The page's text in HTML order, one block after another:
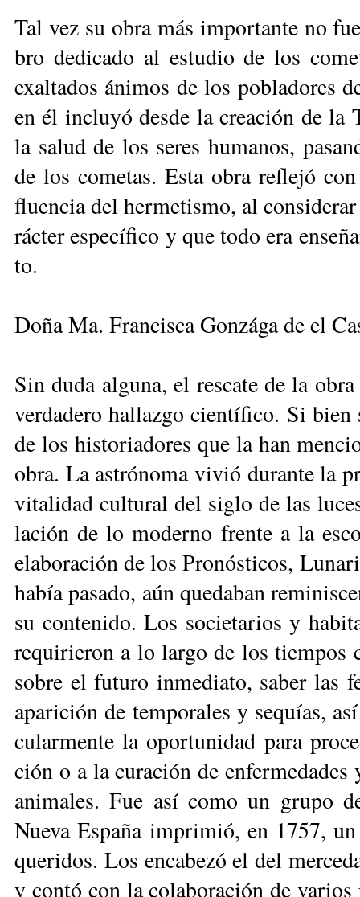
Tal vez su obra más im­por­tan­te no
bro de­di­ca­do al es­tu­dio de los
exal­ta­dos áni­mos de los po­bla­do­res
en él in­clu­yó des­de la crea­ción de la
la sa­lud de los se­res hu­ma­nos,
de los co­me­tas. Es­ta obra re­fle­jó
fluen­cia del her­me­tis­mo, al
rác­ter es­pe­cí­fi­co y que to­do era
to.
Doña Ma. Francisca Gonzága de el
Sin du­da al­gu­na, el res­ca­te de la
ver­da­de­ro ha­llaz­go cien­tí­fi­co. Si
de los his­to­ria­do­res que la han
obra. La as­tró­no­ma vi­vió du­ran­te la
vi­ta­li­dad cul­tu­ral del si­glo de las
la­ción de lo mo­der­no fren­te a la
ela­bo­ra­ción de los Pro­nós­ti­cos,
ha­bía pa­sa­do, aún que­da­ban
su con­te­ni­do. Los so­cie­ta­rios y
re­qui­rie­ron a lo lar­go de los tiem­pos
so­bre el fu­tu­ro in­me­dia­to, sa­ber las
apa­ri­ción de tem­po­ra­les y se­quías,
cu­lar­men­te la opor­tu­ni­dad pa­ra
ción o a la cu­ra­ción de
ani­ma­les. Fue así co­mo un gru­po
Nue­va Es­pa­ña im­pri­mió, en 1757,
que­ri­dos. Los en­ca­be­zó el del
y con­tó con la co­la­bo­ra­ción de